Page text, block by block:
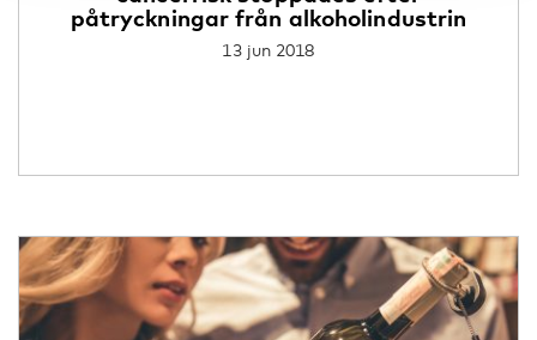
påtryckningar från alkoholindustrin
13 jun 2018